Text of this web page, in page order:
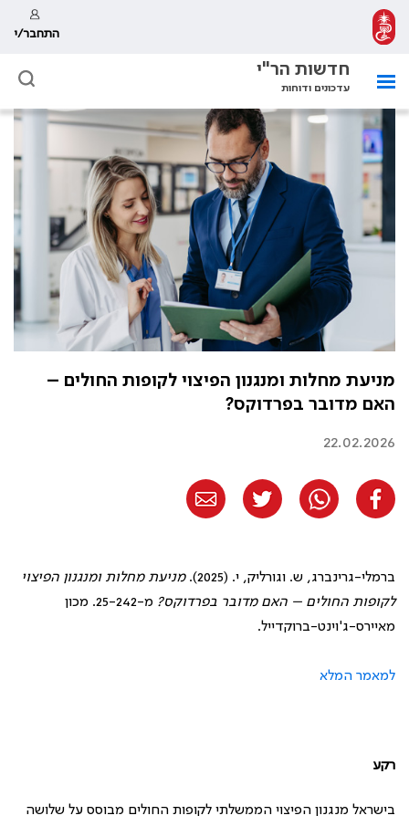
התחבר/י
חדשות הר"י
עדכונים ודוחות
מניעת מחלות ומנגנון הפיצוי לקופות החולים –
האם מדובר בפרדוקס?
22.02.2026
ברמלי-גרינברג, ש. וגורליק, י. (2025).
מניעת מחלות ומנגנון הפיצוי
לקופות החולים – האם מדובר בפרדוקס?
מ-25-242. מכון
מאיירס-ג'וינט-ברוקדייל.
למאמר המלא
רקע
בישראל מנגנון הפיצוי הממשלתי לקופות החולים מבוסס על שלושה